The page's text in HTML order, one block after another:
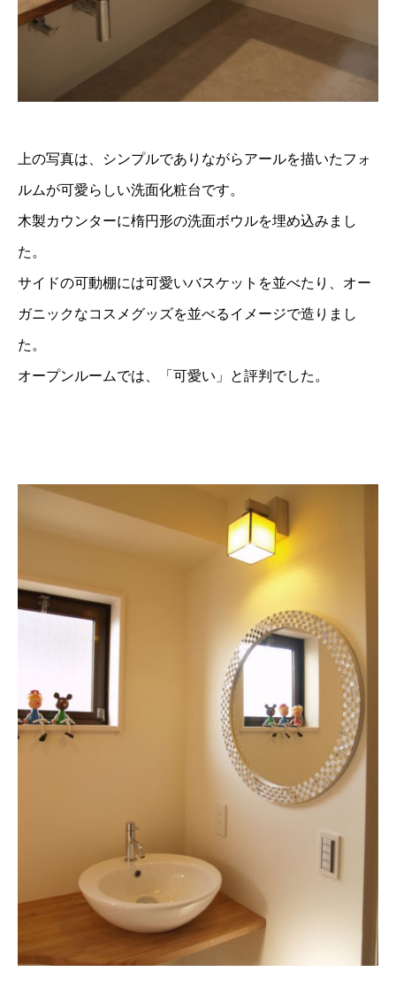
上の写真は、シンプルでありながらアールを描いたフォ
ルムが可愛らしい洗面化粧台です。
木製カウンターに楕円形の洗面ボウルを埋め込みまし
た。
サイドの可動棚には可愛いバスケットを並べたり、オー
ガニックなコスメグッズを並べるイメージで造りまし
た。
オープンルームでは、「可愛い」と評判でした。